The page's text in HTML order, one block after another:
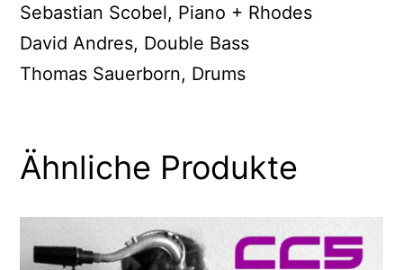
Sebastian Scobel, Piano + Rhodes
David Andres, Double Bass
Thomas Sauerborn, Drums
Ähnliche Produkte